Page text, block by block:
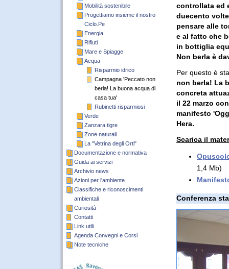
Mobilità sostenibile
Progettiamo insieme il nostro
Ciclo.Pe
Energia
Rifiuti
Mare e Spiagge
Acqua
Risparmio idrico
Campagna 'Peccato non
berla! La buona acqua di
casa tua'
Rubinetti risparmiosi
Verde
Zanzara tigre
Zone naturali
La "Vetrina degli Orti"
Documentazione e normativa
Guida ai servizi
Archivio news
Azioni per l'ambiente
Classifiche e riconoscimenti
ambientali
Curiosità
Contatti
Link utili
Agenda Convegni e Corsi
Note tecniche
controllata ed
duecento
pensare alle
e al fatto che
in bottiglia
Non berla è
Per questo è
non berla! La
concreta
il 22 marzo
manifesto
Hera.
Scarica il
1,4 Mb)
Conferenza